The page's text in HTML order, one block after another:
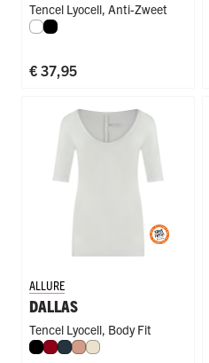
Tencel Lyocell, Anti-Zweet
WitZwart
€ 37,95
ALLURE
DALLAS
Tencel Lyocell, Body Fit
Zwart
Donkerrood
NavyMisty Rose
Ivoor